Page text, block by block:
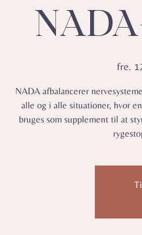
fre.
NADA afbalancerer
alle og i alle situationer, hvor
bruges som supplement til at